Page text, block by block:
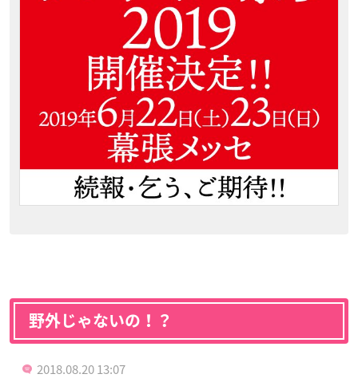
野外じゃないの！？
2018.08.20 13:07